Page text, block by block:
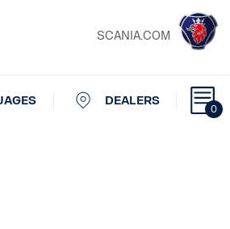
SCANIA.COM
0
DEALERS